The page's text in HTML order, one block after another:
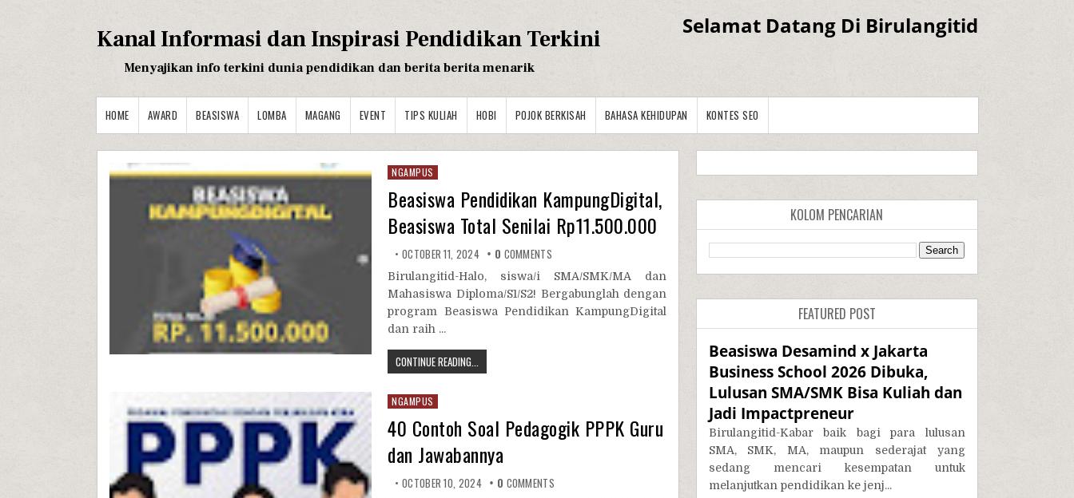
Kanal Informasi dan Inspirasi Pendidikan Terkini
Menyajikan info terkini dunia pendidikan dan berita berita menarik
Selamat Datang Di Birulangitid
HOME AWARD BEASISWA LOMBA MAGANG EVENT TIPS KULIAH HOBI POJOK BERKISAH BAHASA KEHIDUPAN KONTES SEO
NGAMPUS
Beasiswa Pendidikan KampungDigital,
Beasiswa Total Senilai Rp11.500.000
OCTOBER 11, 2024 0 COMMENTS
Birulangitid-Halo, siswa/i SMA/SMK/MA dan
Mahasiswa Diploma/S1/S2! Bergabunglah dengan
program Beasiswa Pendidikan KampungDigital
dan raih ...
CONTINUE READING...
NGAMPUS
40 Contoh Soal Pedagogik PPPK Guru
dan Jawabannya
OCTOBER 10, 2024 0 COMMENTS
KOLOM PENCARIAN
FEATURED POST
Beasiswa Desamind x Jakarta
Business School 2026 Dibuka,
Lulusan SMA/SMK Bisa Kuliah dan
Jadi Impactpreneur
Birulangitid-Kabar baik bagi para lulusan
SMA, SMK, MA, maupun sederajat yang
sedang mencari kesempatan untuk
melanjutkan pendidikan ke jenj...